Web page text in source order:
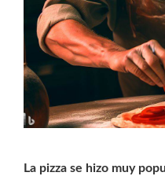
La pizza se hizo muy